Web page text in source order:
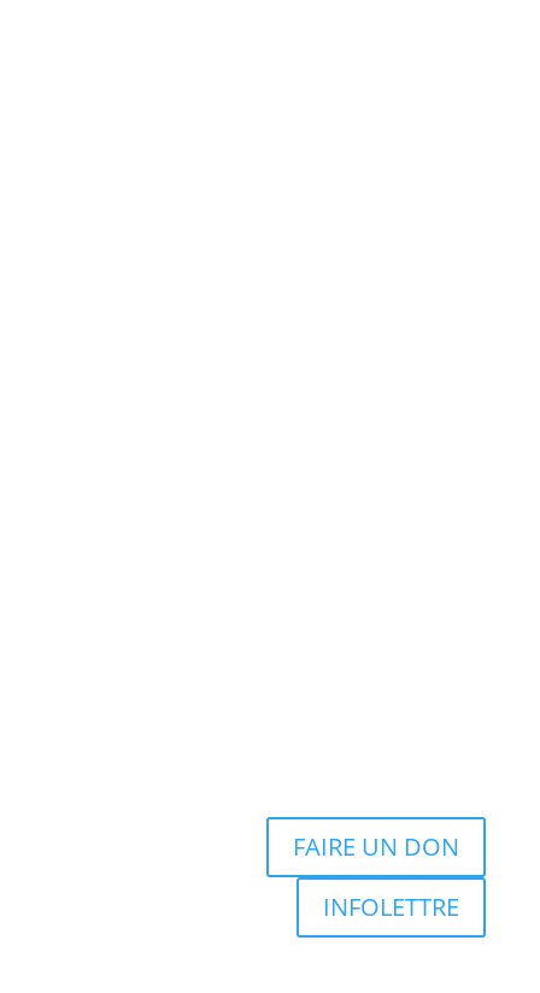
FAIRE UN DON
INFOLETTRE